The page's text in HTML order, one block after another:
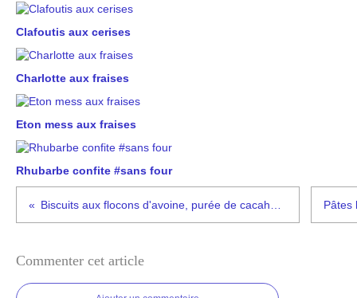
Clafoutis aux cerises
Charlotte aux fraises
Eton mess aux fraises
Rhubarbe confite #sans four
Commenter cet article